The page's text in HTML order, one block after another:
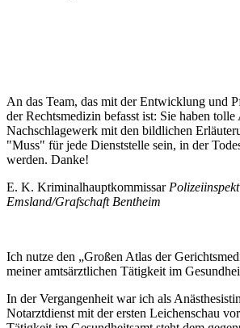
An das Team, das mit der Entwicklung und
der Rechtsmedizin befasst ist: Sie haben
Nachschlagewerk mit den bildlichen
"Muss" für jede Dienststelle sein, in der
werden. Danke!
E. K. Kriminalhauptkommissar
Emsland/Grafschaft Bentheim
Ich nutze den „Großen Atlas der
meiner amtsärztlichen Tätigkeit im
In der Vergangenheit war ich als
Notarztdienst mit der ersten Leichenschau